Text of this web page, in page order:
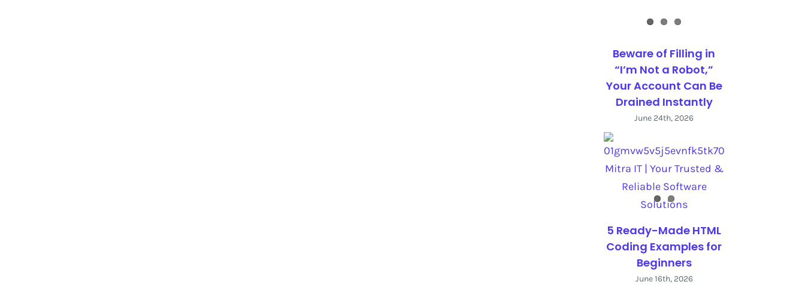
Beware of Filling in
“I’m Not a Robot,”
Your Account Can Be
Drained Instantly
June 24th, 2026
5 Ready-Made HTML
Coding Examples for
Beginners
June 16th, 2026